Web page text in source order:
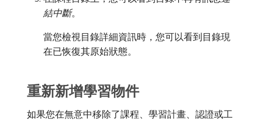
結中斷。
當您檢視目錄詳細資訊時，您可以看到目錄現
在已恢復其原始狀態。
重新新增學習物件
如果您在無意中移除了課程、學習計畫、認證或工